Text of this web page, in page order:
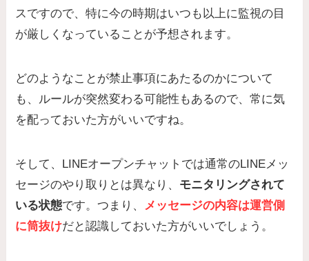
スですので、特に今の時期はいつも以上に監視の目
が厳しくなっていることが予想されます。
どのようなことが禁止事項にあたるのかについて
も、ルールが突然変わる可能性もあるので、常に気
を配っておいた方がいいですね。
そして、LINEオープンチャットでは通常のLINEメッ
セージのやり取りとは異なり、 モニタリングされて
いる状態です。つまり、 メッセージの内容は運営側
に筒抜けだと認識しておいた方がいいでしょう。